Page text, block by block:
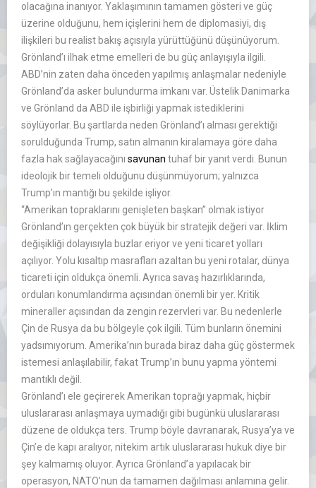
olacağına inanıyor. Yaklaşımının tamamen gösteri ve güç
üzerine olduğunu, hem içişlerini hem de diplomasiyi, dış
ilişkileri bu realist bakış açısıyla yürüttüğünü düşünüyorum.
Grönland’ı ilhak etme emelleri de bu güç anlayışıyla ilgili.
ABD’nin zaten daha önceden yapılmış anlaşmalar nedeniyle
Grönland’da asker bulundurma imkanı var. Üstelik Danimarka
ve Grönland da ABD ile işbirliği yapmak istediklerini
söylüyorlar. Bu şartlarda neden Grönland’ı alması gerektiği
sorulduğunda Trump, satın almanın kiralamaya göre daha
fazla hak sağlayacağını savunan tuhaf bir yanıt verdi. Bunun
ideolojik bir temeli olduğunu düşünmüyorum; yalnızca
Trump’ın mantığı bu şekilde işliyor.
‘‘Amerikan topraklarını genişleten başkan’’ olmak istiyor
Grönland’ın gerçekten çok büyük bir stratejik değeri var. İklim
değişikliği dolayısıyla buzlar eriyor ve yeni ticaret yolları
açılıyor. Yolu kısaltıp masrafları azaltan bu yeni rotalar, dünya
ticareti için oldukça önemli. Ayrıca savaş hazırlıklarında,
orduları konumlandırma açısından önemli bir yer. Kritik
mineraller açısından da zengin rezervleri var. Bu nedenlerle
Çin de Rusya da bu bölgeyle çok ilgili. Tüm bunların önemini
yadsımıyorum. Amerika’nın burada biraz daha güç göstermek
istemesi anlaşılabilir, fakat Trump’ın bunu yapma yöntemi
mantıklı değil.
Grönland’ı ele geçirerek Amerikan toprağı yapmak, hiçbir
uluslararası anlaşmaya uymadığı gibi bugünkü uluslararası
düzene de oldukça ters. Trump böyle davranarak, Rusya’ya ve
Çin’e de kapı aralıyor, nitekim artık uluslararası hukuk diye bir
şey kalmamış oluyor. Ayrıca Grönland’a yapılacak bir
operasyon, NATO’nun da tamamen dağılması anlamına gelir.